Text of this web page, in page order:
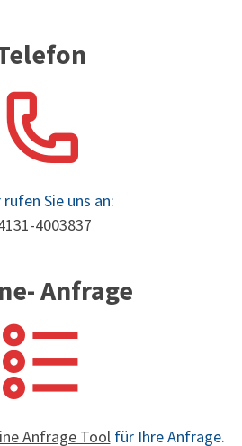
rufen Sie uns an:
4003837
Anfrage
Anfrage Toolfür Ihre Anfrage.